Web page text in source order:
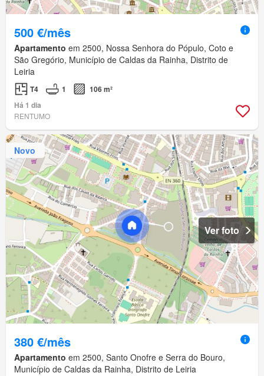
500 €/mês
Apartamento em 2500, Nossa Senhora do Pópulo, Coto e
São Gregório, Município de Caldas da Rainha, Distrito de
Leiria
T4 1
106 m²
Há 1 dia
RENTUMO
Novo
Ver foto
380 €/mês
Apartamento em 2500, Santo Onofre e Serra do Bouro,
Município de Caldas da Rainha, Distrito de Leiria